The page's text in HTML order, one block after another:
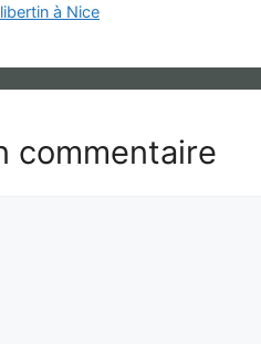
à Nice
commentaire